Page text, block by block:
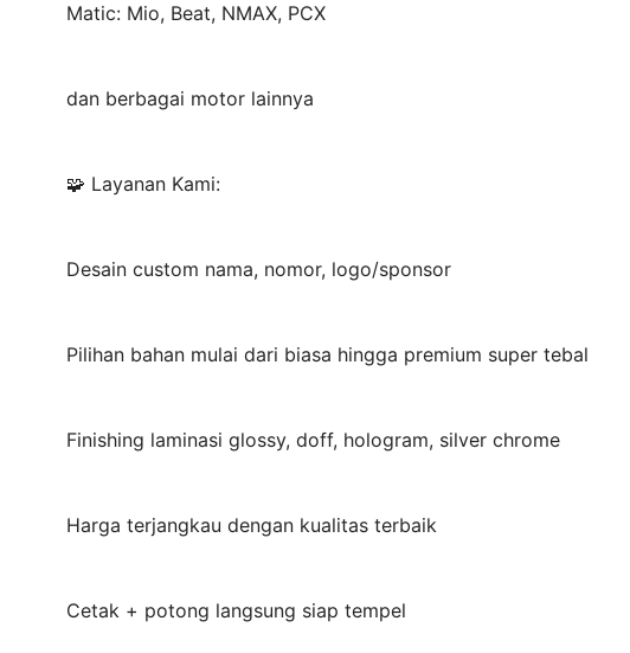
Matic: Mio, Beat, NMAX, PCX
dan berbagai motor lainnya
🧩 Layanan Kami:
Desain custom nama, nomor, logo/sponsor
Pilihan bahan mulai dari biasa hingga premium super tebal
Finishing laminasi glossy, doff, hologram, silver chrome
Harga terjangkau dengan kualitas terbaik
Cetak + potong langsung siap tempel